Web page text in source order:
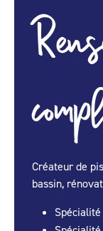
Créateur de
bassin,